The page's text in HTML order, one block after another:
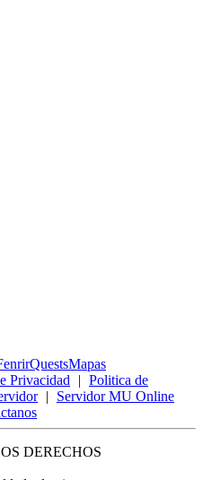
QuestsMapas
Privacidad | Politica de
|
Servidor MU Online
DERECHOS